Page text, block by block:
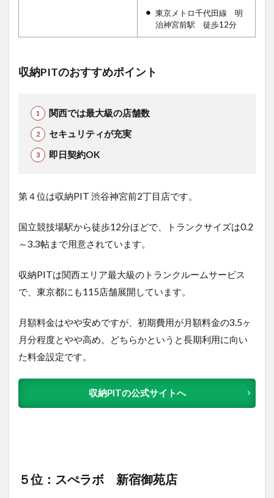
東京メトロ千代田線 明
治神宮前駅 徒歩12分
収納PITのおすすめポイント
関西では最大級の店舗数
セキュリティが充実
即日契約OK
第４位は収納PIT 渋谷神宮前2丁目店です。
国立競技場駅から徒歩12分ほどで、トランクサイズは0.2
～3.3帖まで用意されています。
収納PITは関西エリア最大級のトランクルームサービス
で、東京都にも115店舗展開しています。
月額料金はやや安めですが、初期費用が月額料金の3.5ヶ
月分程度とやや高め。どちらかというと長期利用に向い
た料金設定です。
収納PITの公式サイトへ
５位：スぺラボ 新宿御苑店